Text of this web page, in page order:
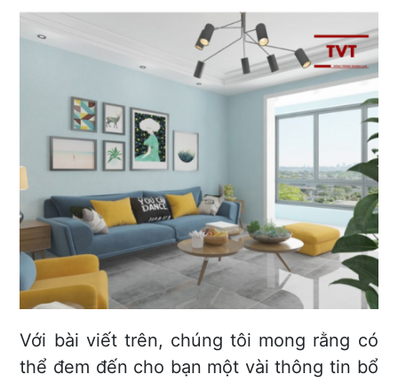
Với bài viết trên, chúng tôi mong rằng có
thể đem đến cho bạn một vài thông tin bổ